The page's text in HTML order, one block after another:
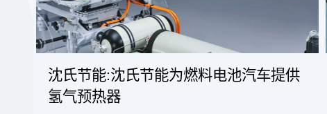
沈氏节能:沈氏节能为燃料电池汽车提供
氢气预热器